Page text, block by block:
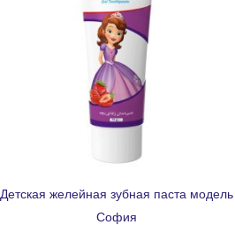
Детская желейная зубная паста модель
София